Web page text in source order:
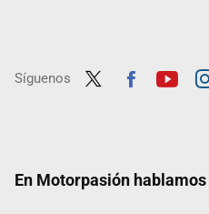
Síguenos
En Motorpasión hablamos